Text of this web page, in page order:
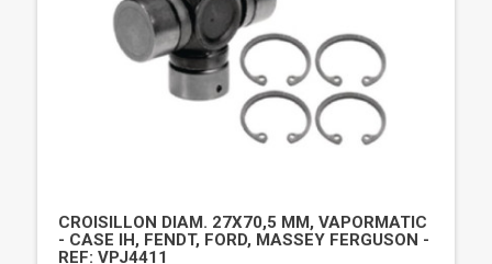
CROISILLON DIAM. 27X70,5 MM, VAPORMATIC
- CASE IH, FENDT, FORD, MASSEY FERGUSON -
REF: VPJ4411